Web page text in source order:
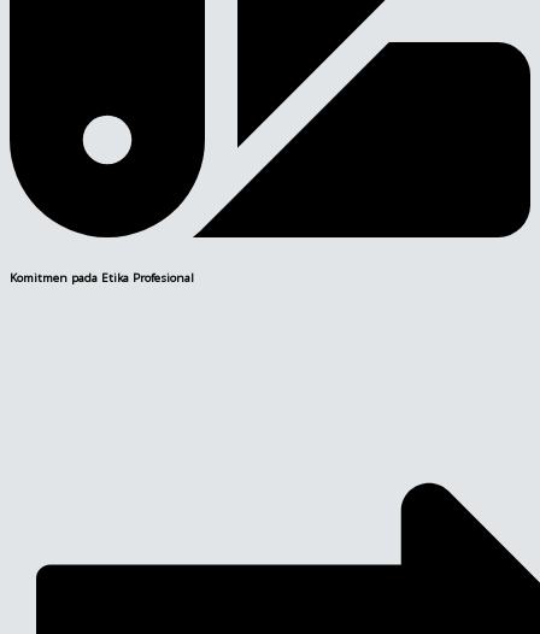
Komitmen pada Etika Profesional